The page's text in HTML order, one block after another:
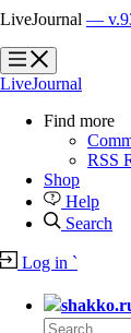
LiveJournal —
?
?
LiveJournal
Find more
RSS
Shop
Help
Search
Log in `